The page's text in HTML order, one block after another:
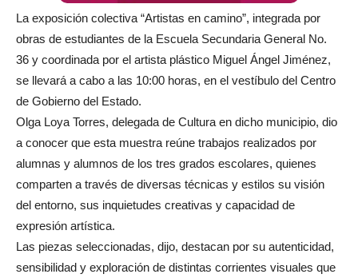
La exposición colectiva “Artistas en camino”, integrada por
obras de estudiantes de la Escuela Secundaria General No.
36 y coordinada por el artista plástico Miguel Ángel Jiménez,
se llevará a cabo a las 10:00 horas, en el vestíbulo del Centro
de Gobierno del Estado.
Olga Loya Torres, delegada de Cultura en dicho municipio, dio
a conocer que esta muestra reúne trabajos realizados por
alumnas y alumnos de los tres grados escolares, quienes
comparten a través de diversas técnicas y estilos su visión
del entorno, sus inquietudes creativas y capacidad de
expresión artística.
Las piezas seleccionadas, dijo, destacan por su autenticidad,
sensibilidad y exploración de distintas corrientes visuales que